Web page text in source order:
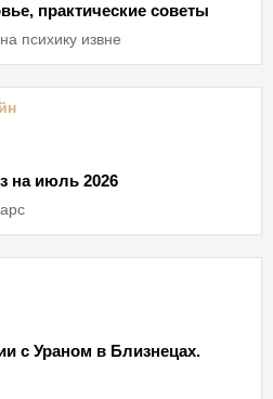
практические советы
психику извне
на июль 2026
с Ураном в Близнецах.